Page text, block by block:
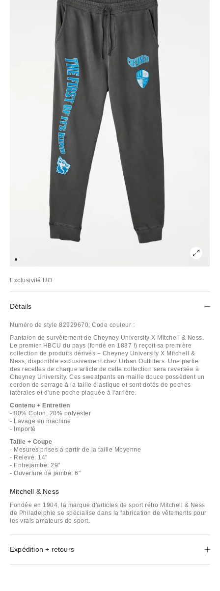
Exclusivité UO
Détails
Numéro de style 82929670; Code couleur :
Pantalon de survêtement de Cheyney University X Mitchell & Ness.
Le premier HBCU du pays (fondé en 1837 !) reçoit sa première
collection de produits dérivés – Cheyney University X Mitchell &
Ness, disponible exclusivement chez Urban Outfitters. Une partie
des recettes de chaque article de cette collection sera reversée à
Cheyney University. Ces sweatpants en maille douce possèdent un
cordon de serrage à la taille élastique et sont dotés de poches
latérales et d'une poche plaquée à l'arrière.
Contenu + Entretien
- 80% Coton, 20% polyester
- Lavage en machine
- Importé
Taille + Coupe
- Mesures prises à partir de la taille Moyenne
- Relevé: 14"
- Entrejambe: 29"
- Ouverture de jambe: 6"
Mitchell & Ness
Fondée en 1904, la marque d'articles de sport rétro Mitchell & Ness
de Philadelphie se spécialise dans la fabrication de vêtements pour
les vrais amateurs de sport.
Expédition + retours